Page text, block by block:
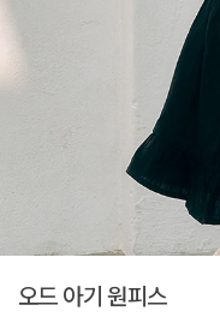
오드 아기 원피스